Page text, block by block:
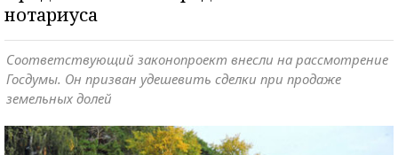
нотариуса
Соответствующий законопроект внесли на рассмотрение
Госдумы. Он призван удешевить сделки при продаже
земельных долей